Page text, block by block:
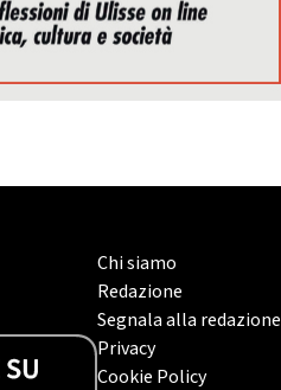
Chi siamo
Redazione
Segnala alla redazione
Privacy
Cookie Policy